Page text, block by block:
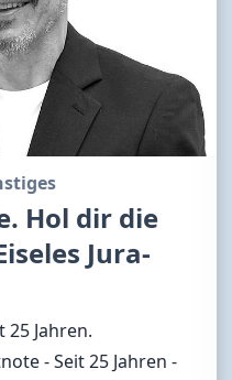
Hol dir die
Jura-
25 Jahren.
- Seit 25 Jahren -